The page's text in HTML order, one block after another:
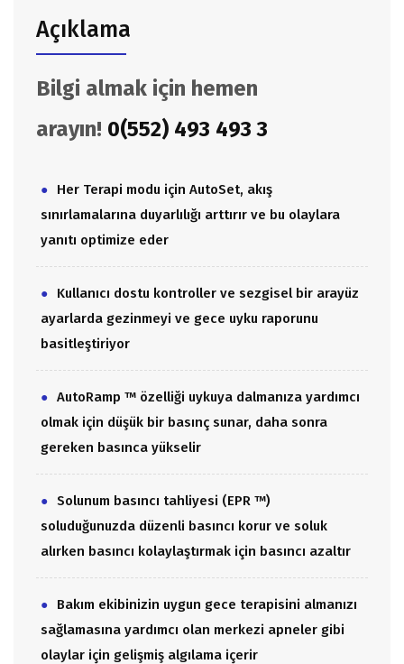
Açıklama
Bilgi almak için hemen
arayın! 0(552) 493 493 3
Her Terapi modu için AutoSet, akış
sınırlamalarına duyarlılığı arttırır ve bu olaylara
yanıtı optimize eder
Kullanıcı dostu kontroller ve sezgisel bir arayüz
ayarlarda gezinmeyi ve gece uyku raporunu
basitleştiriyor
AutoRamp ™ özelliği uykuya dalmanıza yardımcı
olmak için düşük bir basınç sunar, daha sonra
gereken basınca yükselir
Solunum basıncı tahliyesi (EPR ™)
soluduğunuzda düzenli basıncı korur ve soluk
alırken basıncı kolaylaştırmak için basıncı azaltır
Bakım ekibinizin uygun gece terapisini almanızı
sağlamasına yardımcı olan merkezi apneler gibi
olaylar için gelişmiş algılama içerir